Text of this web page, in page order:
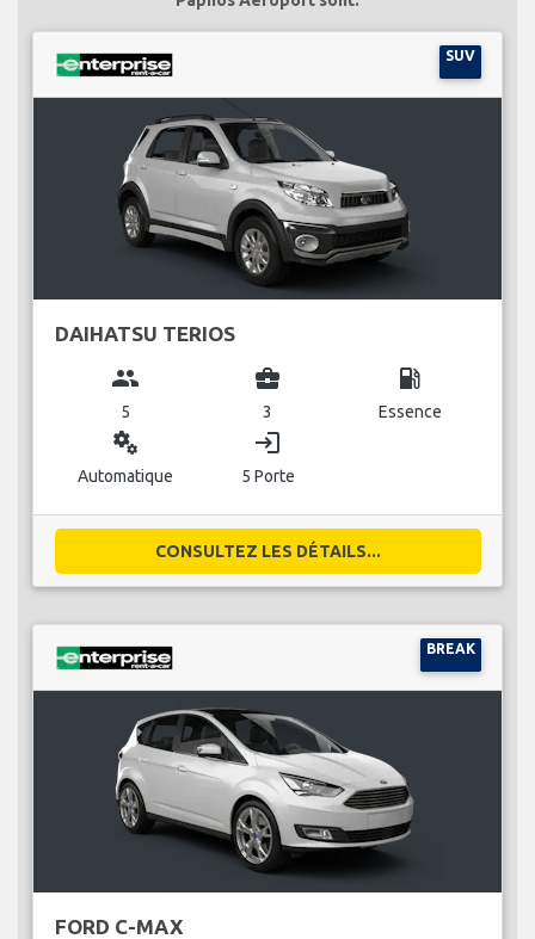
SUV
DAIHATSU TERIOS
group
5
business_center
3
local_gas_station
Essence
miscellaneous_services
Automatique
login
5 Porte
CONSULTEZ LES DÉTAILS...
BREAK
FORD C-MAX